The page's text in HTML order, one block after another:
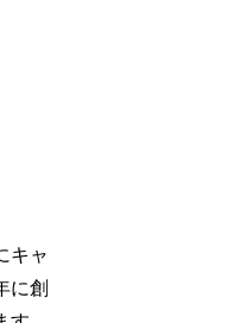
キャ
に創